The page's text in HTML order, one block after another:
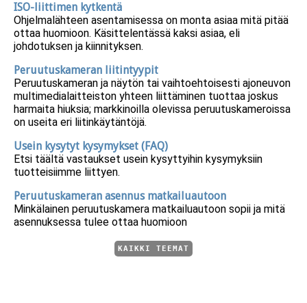
ISO-liittimen kytkentä
Ohjelmalähteen asentamisessa on monta asiaa mitä pitää
ottaa huomioon. Käsittelentässä kaksi asiaa, eli
johdotuksen ja kiinnityksen.
Peruutuskameran liitintyypit
Peruutuskameran ja näytön tai vaihtoehtoisesti ajoneuvon
multimedialaitteiston yhteen liittäminen tuottaa joskus
harmaita hiuksia; markkinoilla olevissa peruutuskameroissa
on useita eri liitinkäytäntöjä.
Usein kysytyt kysymykset (FAQ)
Etsi täältä vastaukset usein kysyttyihin kysymyksiin
tuotteisiimme liittyen.
Peruutuskameran asennus matkailuautoon
Minkälainen peruutuskamera matkailuautoon sopii ja mitä
asennuksessa tulee ottaa huomioon
KAIKKI TEEMAT